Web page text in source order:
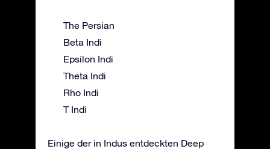
The Persian
Beta Indi
Epsilon Indi
Theta Indi
Rho Indi
T Indi
Einige der in Indus entdeckten Deep